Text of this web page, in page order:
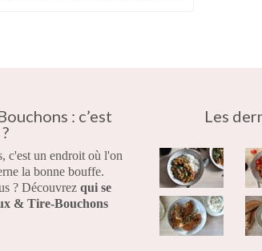
: c’est
c'est un endroit où l'on
la bonne bouffe.
? Découvrez qui se
& Tire-Bouchons
Les